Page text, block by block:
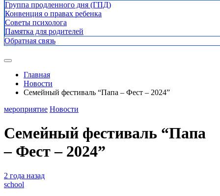
Группа продленного дня (ГПД)
Конвенция о правах ребенка
Советы психолога
Памятка для родителей
Обратная связь
Главная
Новости
Семейный фестиваль “Папа – Фест – 2024”
мероприятие Новости
Семейный фестиваль “Папа
– Фест – 2024”
2 года назад
school